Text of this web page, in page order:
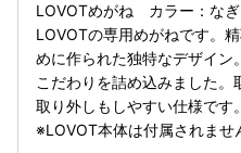
LOVOTめがね カラー：なぎ
LOVOTの専用めがねです。
めに作られた独特なデザイン
こだわりを詰め込みました。
取り外しもしやすい仕様です。
※LOVOT本体は付属されませ